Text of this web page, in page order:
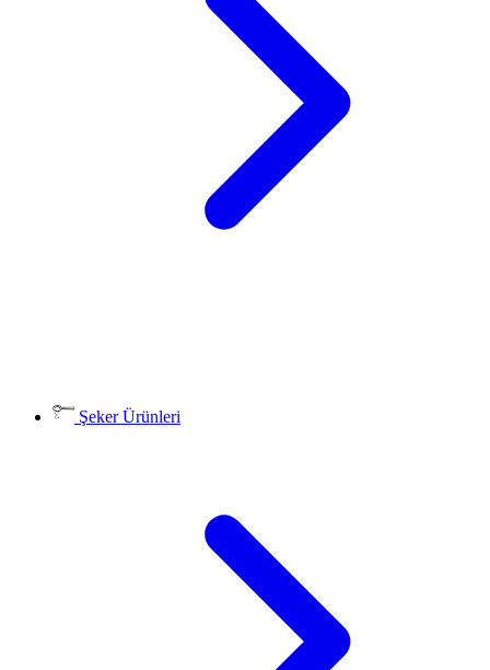
Şeker Ürünleri